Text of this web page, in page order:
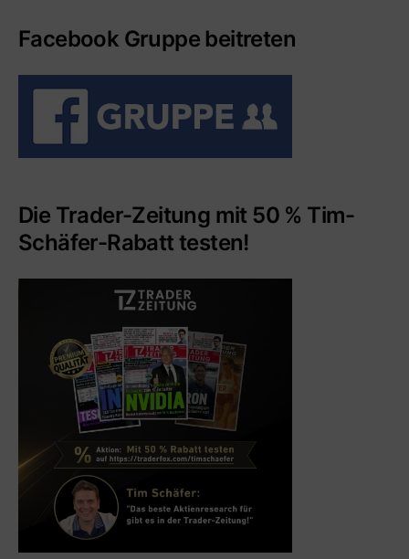
Facebook Gruppe beitreten
Die Trader-Zeitung mit 50 % Tim-
Schäfer-Rabatt testen!